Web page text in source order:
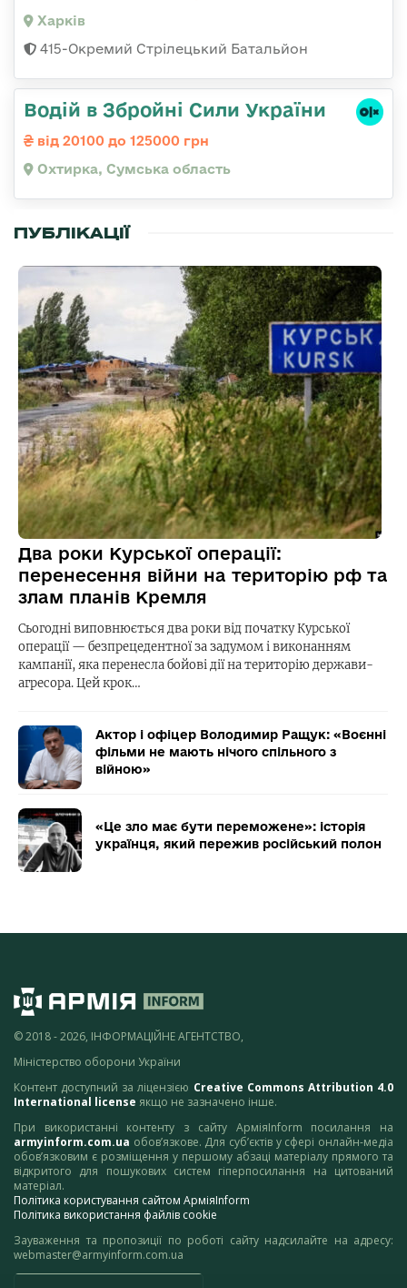
Харків
415-Окремий Стрілецький Батальйон
Водій в Збройні Сили України
від 20100 до 125000 грн
Охтирка, Сумська область
ПУБЛІКАЦІЇ
Два роки Курської операції:
перенесення війни на територію рф та
злам планів Кремля
Сьогодні виповнюється два роки від початку Курської
операції — безпрецедентної за задумом і виконанням
кампанії, яка перенесла бойові дії на територію держави-
агресора. Цей крок…
Актор і офіцер Володимир Ращук: «Воєнні
фільми не мають нічого спільного з
війною»
«Це зло має бути переможене»: історія
українця, який пережив російський полон
© 2018 - 2026, ІНФОРМАЦІЙНЕ АГЕНТСТВО,
Міністерство оборони України
Контент доступний за ліцензією Creative Commons Attribution 4.0
International license якщо не зазначено інше.
При використанні контенту з сайту АрміяInform посилання на
armyinform.com.ua обов’язкове. Для суб’єктів у сфері онлайн-медіа
обов’язковим є розміщення у першому абзаці матеріалу прямого та
відкритого для пошукових систем гіперпосилання на цитований
матеріал.
Політика користування сайтом АрміяInform
Політика використання файлів cookie
Зауваження та пропозиції по роботі сайту надсилайте на адресу:
webmaster@armyinform.com.ua